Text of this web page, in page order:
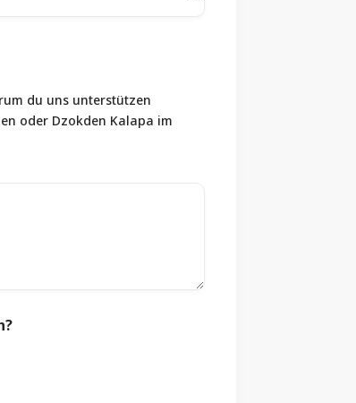
du uns unterstützen
oder Dzokden Kalapa im